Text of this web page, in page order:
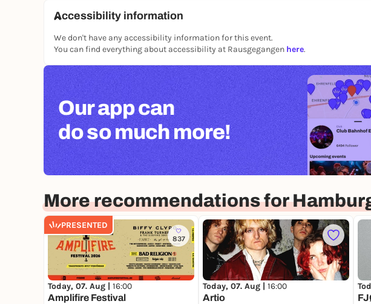
Accessibility information
We don't have any accessibility information for this event.
You can find everything about accessibility at Rausgegangen here.
Our app can
do so much more!
More recommendations for
PRESENTED
837
Today, 07. Aug | 16:00
Amplifire Festival
Today, 07. Aug | 16:00
Artio